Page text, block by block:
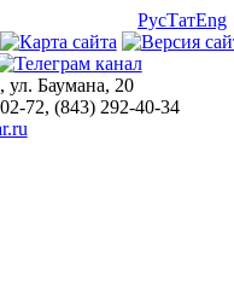
РусТатEng
ул. Баумана, 20
72, (843) 292-40-34